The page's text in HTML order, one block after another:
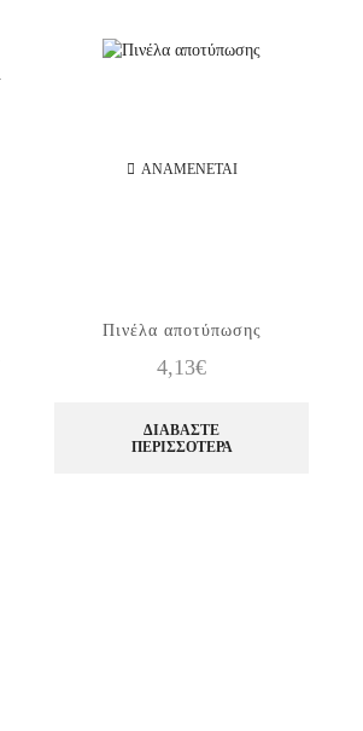
ΑΝΑΜΈΝΕΤΑΙ
Πινέλα αποτύπωσης
4,13€
ΔΙΑΒΆΣΤΕ
ΠΕΡΙΣΣΌΤΕΡΑ